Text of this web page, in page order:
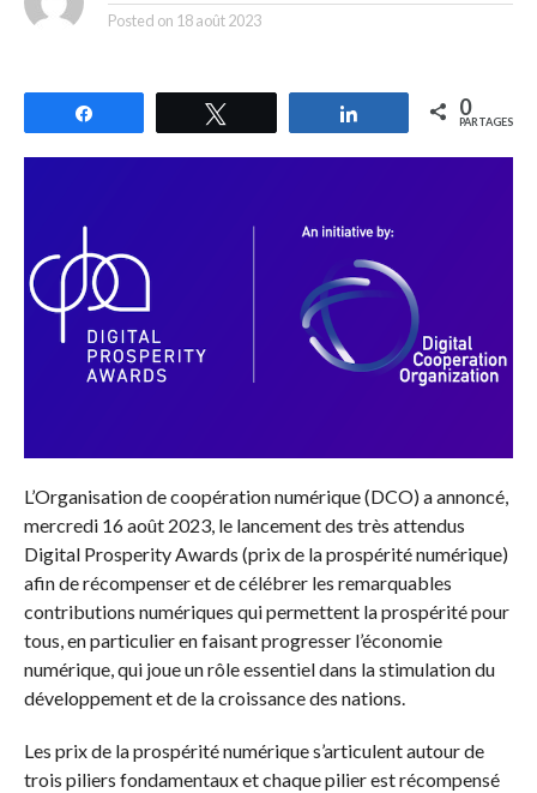
Posted on 18 août 2023
Partagez 0
PARTAGES
L’Organisation de coopération numérique (DCO) a annoncé,
mercredi 16 août 2023, le lancement des très attendus
Digital Prosperity Awards (prix de la prospérité numérique)
afin de récompenser et de célébrer les remarquables
contributions numériques qui permettent la prospérité pour
tous, en particulier en faisant progresser l’économie
numérique, qui joue un rôle essentiel dans la stimulation du
développement et de la croissance des nations.
Les prix de la prospérité numérique s’articulent autour de
trois piliers fondamentaux et chaque pilier est récompensé